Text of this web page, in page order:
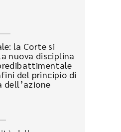
la Corte si
nuova disciplina
del principio di